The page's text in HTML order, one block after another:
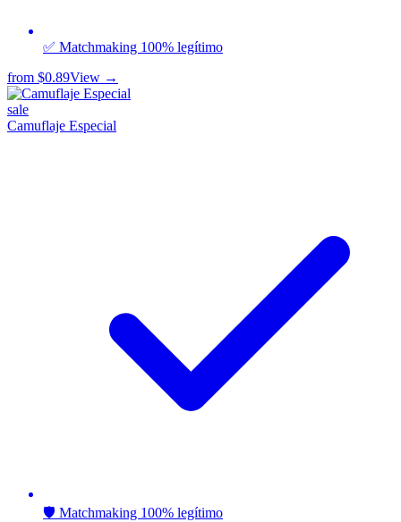
✅ Matchmaking 100% legítimo
from $0.89View →
sale
Camuflaje Especial
🛡️ Matchmaking 100% legítimo